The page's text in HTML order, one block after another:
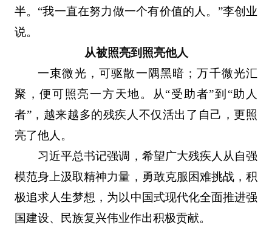
半。“我一直在努力做一个有价值的人。”李创业
说。
从被照亮到照亮他人
一束微光，可驱散一隅黑暗；万千微光汇
聚，便可照亮一方天地。从“受助者”到“助人
者”，越来越多的残疾人不仅活出了自己，更照
亮了他人。
习近平总书记强调，希望广大残疾人从自强
模范身上汲取精神力量，勇敢克服困难挑战，积
极追求人生梦想，为以中国式现代化全面推进强
国建设、民族复兴伟业作出积极贡献。